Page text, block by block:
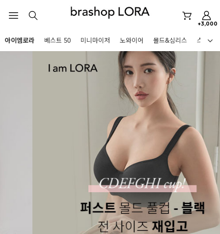
+3,000
HOT KEYWORDS
미니마이저
스포츠브라
르미스떼르
아이엠로라
스포츠브라
노와이어
르미스떼르
미니마이저
아이엠로라
스포츠브라
BEST
파르페 고사드 스트랩리스
아이엠로라 베스트 50 미니마이저 노와이어 몰드&심리스 스포츠